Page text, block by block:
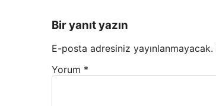
Bir yanıt yazın
E-posta adresiniz yayınlanmayacak.
Yorum *